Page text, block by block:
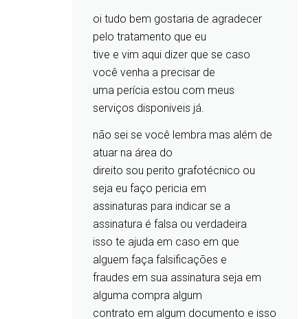
oi tudo bem gostaria de agradecer
pelo tratamento que eu
tive e vim aqui dizer que se caso
você venha a precisar de
uma perícia estou com meus
serviços disponiveis já.
não sei se você lembra mas além de
atuar na área do
direito sou perito grafotécnico ou
seja eu faço pericia em
assinaturas para indicar se a
assinatura é falsa ou verdadeira
isso te ajuda em caso em que
alguem faça falsificações e
fraudes em sua assinatura seja em
alguma compra algum
contrato em algum documento e isso